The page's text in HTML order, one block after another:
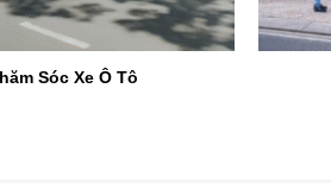
Sóc Xe Ô Tô